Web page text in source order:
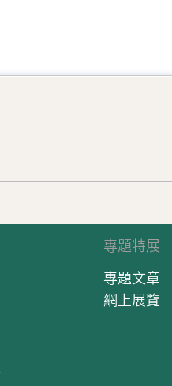
專題特展
專題文章
網上展覽